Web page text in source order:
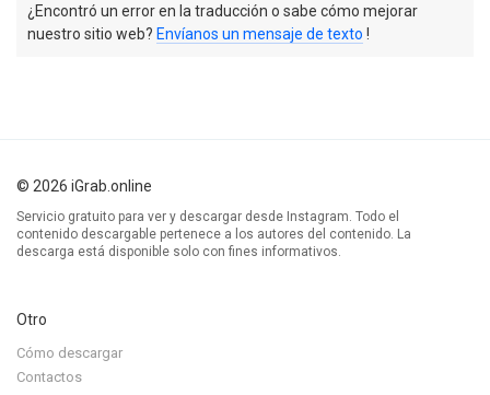
¿Encontró un error en la traducción o sabe cómo mejorar
nuestro sitio web? Envíanos un mensaje de texto !
© 2026 iGrab.online
Servicio gratuito para ver y descargar desde Instagram. Todo el
contenido descargable pertenece a los autores del contenido. La
descarga está disponible solo con fines informativos.
Otro
Cómo descargar
Contactos